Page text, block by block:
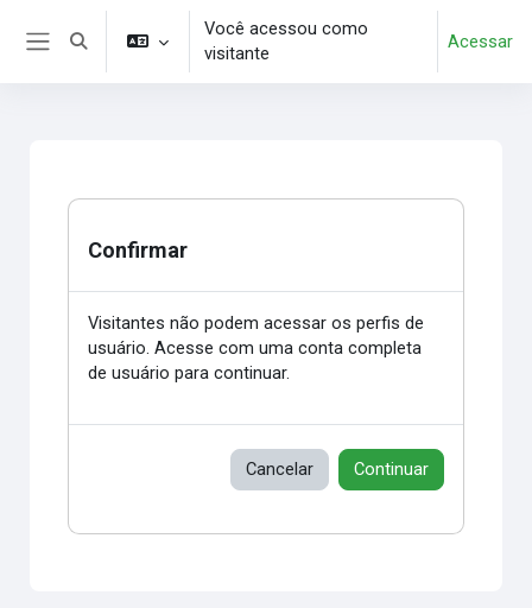
Ir para o conteúdo principal
Alternar entrada de pesquisa
Você acessou como
visitante
Acessar
Confirmar
Visitantes não podem acessar os perfis de
usuário. Acesse com uma conta completa
de usuário para continuar.
Cancelar Continuar